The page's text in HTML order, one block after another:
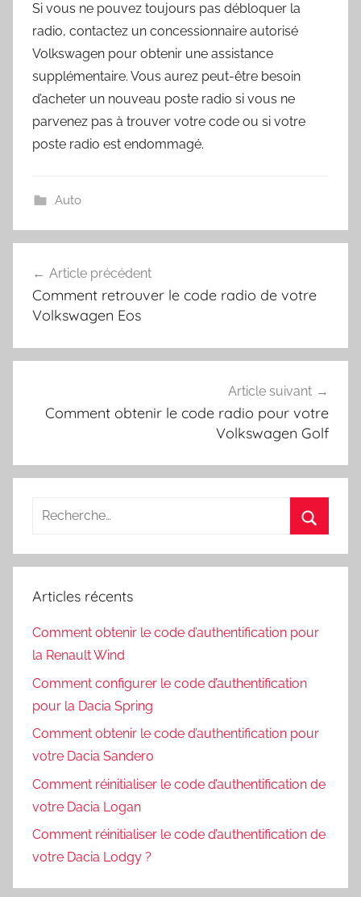
Si vous ne pouvez toujours pas débloquer la
radio, contactez un concessionnaire autorisé
Volkswagen pour obtenir une assistance
supplémentaire. Vous aurez peut-être besoin
d’acheter un nouveau poste radio si vous ne
parvenez pas à trouver votre code ou si votre
poste radio est endommagé.
Auto
de
l’article
Article précédent
Comment retrouver le code radio de votre
Volkswagen Eos
Article suivant
Comment obtenir le code radio pour votre
Volkswagen Golf
Recherche
:
Articles récents
Comment obtenir le code d’authentification pour
la Renault Wind
Comment configurer le code d’authentification
pour la Dacia Spring
Comment obtenir le code d’authentification pour
votre Dacia Sandero
Comment réinitialiser le code d’authentification de
votre Dacia Logan
Comment réinitialiser le code d’authentification de
votre Dacia Lodgy ?